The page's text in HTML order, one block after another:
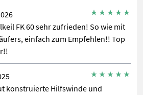
FK 60 sehr zufrieden! So wie mit
einfach zum Empfehlen!! Top
konstruierte Hilfswinde und